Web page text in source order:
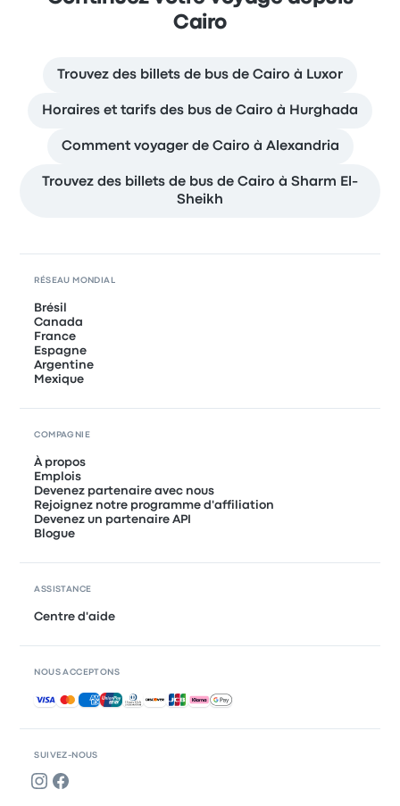
Cairo
Trouvez des billets de bus de Cairo à Luxor
Horaires et tarifs des bus de Cairo à Hurghada
Comment voyager de Cairo à Alexandria
Trouvez des billets de bus de Cairo à Sharm El-
Sheikh
SUIVEZ-NOUS
RÉSEAU MONDIAL
Brésil
Canada
France
Espagne
Argentine
Mexique
COMPAGNIE
À propos
Emplois
Devenez partenaire avec nous
Rejoignez notre programme d'affiliation
Devenez un partenaire API
Blogue
ASSISTANCE
Centre d'aide
NOUS ACCEPTONS
Paiements acceptés